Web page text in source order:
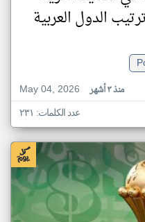
الدول العربية
May 04, 2026
منذ ٣ أشهر
عدد الكلمات: ٢٣١